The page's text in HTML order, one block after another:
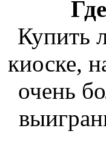
Купить
киоске,
очень